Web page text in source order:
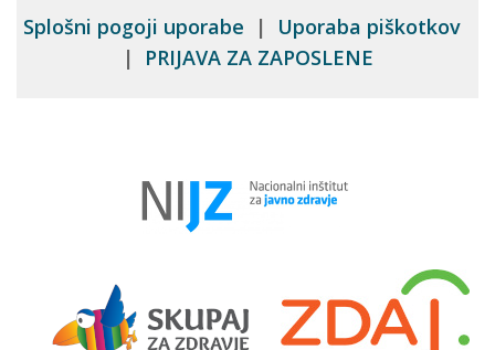
Splošni pogoji uporabe | Uporaba piškotkov
|
PRIJAVA ZA ZAPOSLENE